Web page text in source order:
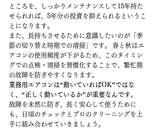
ところを、しっかりメンテナンスして15年持た
せられれば、5年分の投資を抑えられるというこ
とになります。
また、長持ちさせるために意識したいのが「季
節の切り替え時期での清掃」です。 春と秋はエ
アコンの使用頻度が下がるため、このタイミン
グでの点検・清掃を習慣化することで、繁忙期
の故障を防ぎやすくなります。
業務用エアコンは“動いていればOK”ではな
く、“正しく動いているか”が重要なんです。
故障を未然に防ぎ、長く安心して使うために
も、日頃のチェックとプロのクリーニングを上
手に組み合わせていきましょう。